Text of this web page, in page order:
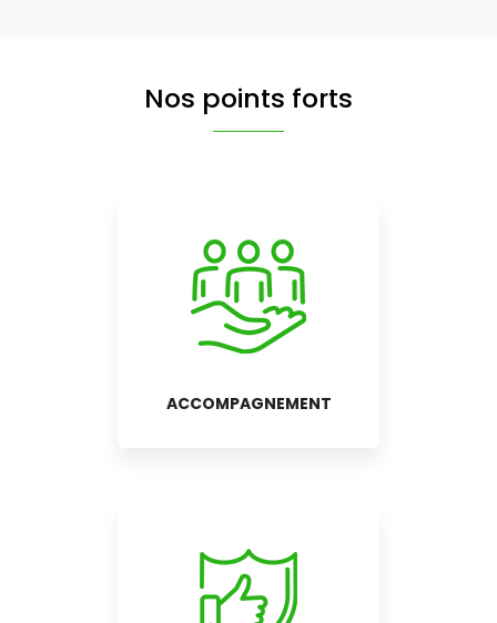
Nos points forts
ACCOMPAGNEMENT